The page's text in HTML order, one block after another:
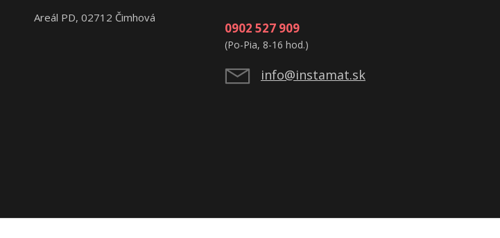
Areál PD, 02712 Čimhová
0902 527 909
(Po-Pia, 8-16 hod.)
info@instamat.sk